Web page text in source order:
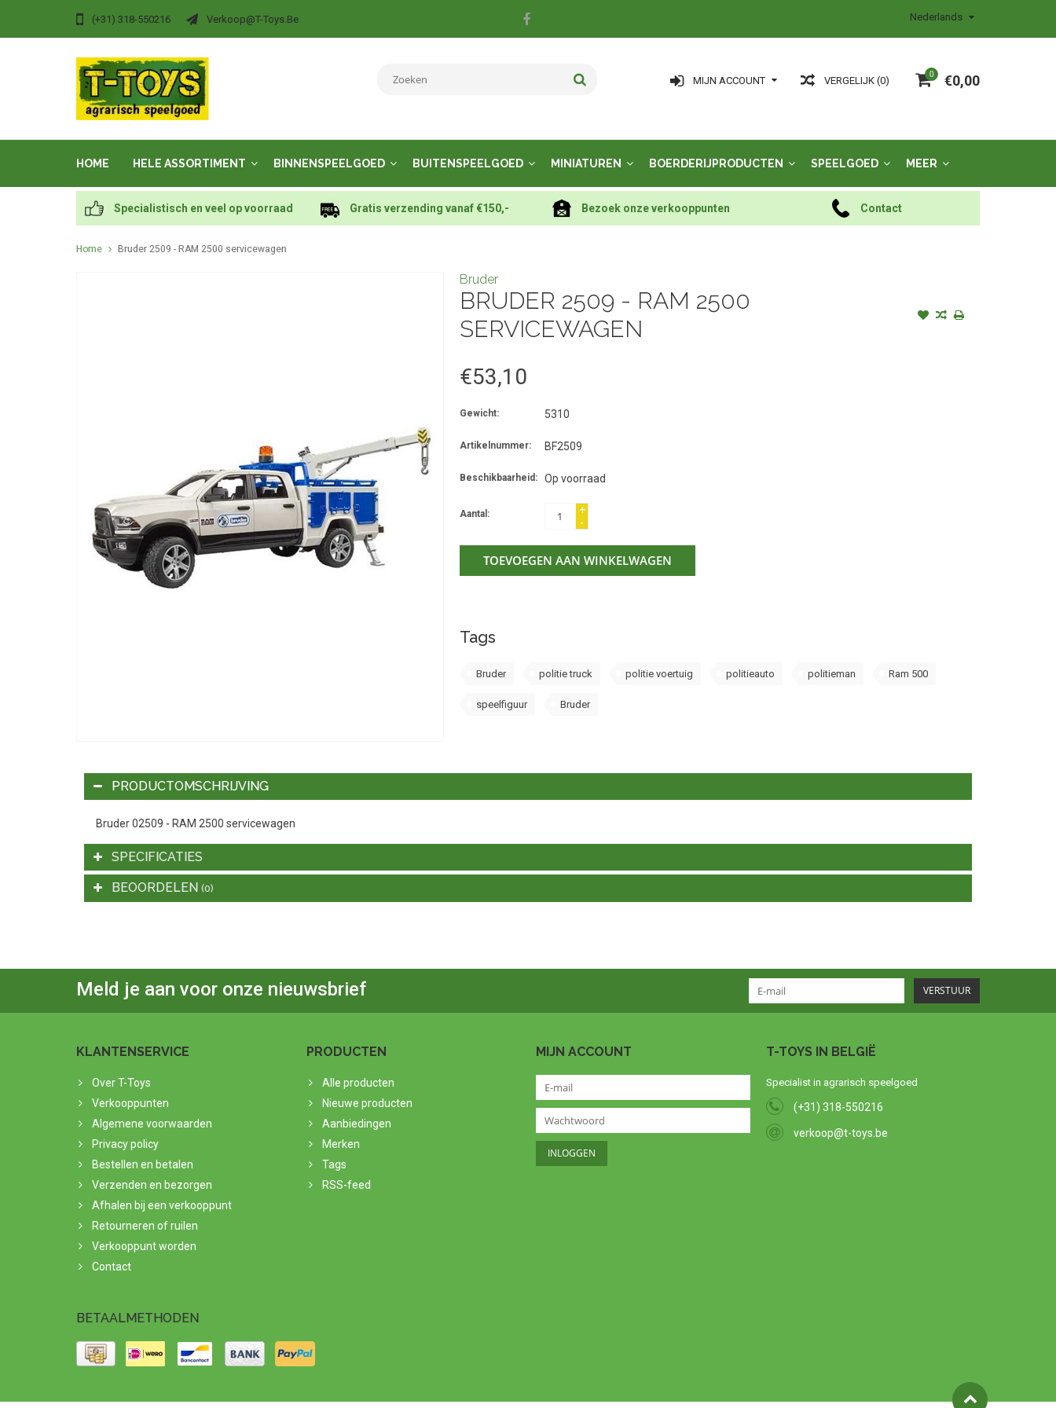
(+31) 318-550216 Verkoop@t-Toys.be Nederlands
0 €0,00
VERGELIJK (0)
MIJN ACCOUNT
HOME HELE ASSORTIMENT BINNENSPEELGOED BUITENSPEELGOED MINIATUREN BOERDERIJPRODUCTEN SPEELGOED MEER
Specialistisch en veel op voorraad Gratis verzending vanaf €150,- Bezoek onze verkooppunten Contact
Home Bruder 2509 - RAM 2500 servicewagen
Bruder
BRUDER 2509 - RAM 2500
SERVICEWAGEN
€53,10
Gewicht: 5310
Artikelnummer: BF2509
Beschikbaarheid: Op voorraad
Aantal:
+
-
TOEVOEGEN AAN WINKELWAGEN
Tags
Bruder politie truck politie voertuig politieauto politieman Ram 500
speelfiguur Bruder
PRODUCTOMSCHRIJVING
Bruder 02509 - RAM 2500 servicewagen
SPECIFICATIES
BEOORDELEN (0)
Meld je aan voor onze nieuwsbrief VERSTUUR
KLANTENSERVICE
Over T-Toys
Verkooppunten
Algemene voorwaarden
Privacy policy
Bestellen en betalen
Verzenden en bezorgen
Afhalen bij een verkooppunt
Retourneren of ruilen
Verkooppunt worden
Contact
PRODUCTEN
Alle producten
Nieuwe producten
Aanbiedingen
Merken
Tags
RSS-feed
MIJN ACCOUNT T-TOYS IN BELGIË
Specialist in agrarisch speelgoed
(+31) 318-550216
verkoop@t-toys.be
BETAALMETHODEN